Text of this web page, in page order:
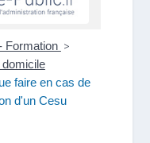
Formation >
faire en cas de
d'un Cesu